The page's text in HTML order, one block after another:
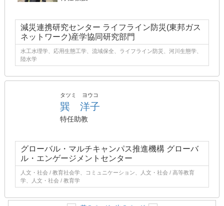
減災連携研究センター ライフライン防災(東邦ガス
ネットワーク)産学協同研究部門
水工水理学、応用生態工学、流域保全、ライフライン防災、河川生態学、
陸水学
タツミ ヨウコ
巽 洋子
特任助教
グローバル・マルチキャンパス推進機構 グローバ
ル・エンゲージメントセンター
人文・社会 / 教育社会学、コミュニケーション、人文・社会 / 高等教育
学、人文・社会 / 教育学